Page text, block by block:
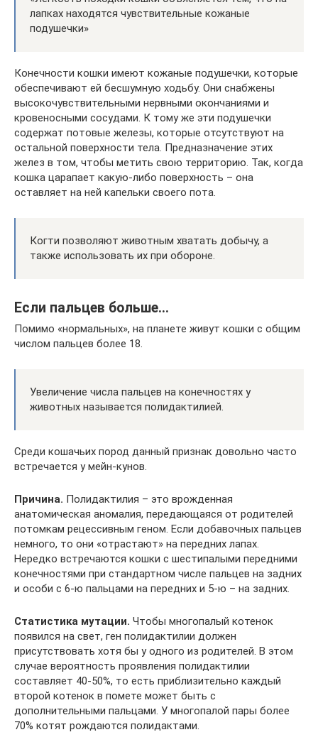
лапках находятся чувствительные кожаные
подушечки»
Конечности кошки имеют кожаные подушечки, которые
обеспечивают ей бесшумную ходьбу. Они снабжены
высокочувствительными нервными окончаниями и
кровеносными сосудами. К тому же эти подушечки
содержат потовые железы, которые отсутствуют на
остальной поверхности тела. Предназначение этих
желез в том, чтобы метить свою территорию. Так, когда
кошка царапает какую-либо поверхность – она
оставляет на ней капельки своего пота.
Когти позволяют животным хватать добычу, а
также использовать их при обороне.
Если пальцев больше…
Помимо «нормальных», на планете живут кошки с общим
числом пальцев более 18.
Увеличение числа пальцев на конечностях у
животных называется полидактилией.
Среди кошачьих пород данный признак довольно часто
встречается у мейн-кунов.
Причина. Полидактилия – это врожденная
анатомическая аномалия, передающаяся от родителей
потомкам рецессивным геном. Если добавочных пальцев
немного, то они «отрастают» на передних лапах.
Нередко встречаются кошки с шестипалыми передними
конечностями при стандартном числе пальцев на задних
и особи с 6-ю пальцами на передних и 5-ю – на задних.
Статистика мутации. Чтобы многопалый котенок
появился на свет, ген полидактилии должен
присутствовать хотя бы у одного из родителей. В этом
случае вероятность проявления полидактилии
составляет 40-50%, то есть приблизительно каждый
второй котенок в помете может быть с
дополнительными пальцами. У многопалой пары более
70% котят рождаются полидактами.